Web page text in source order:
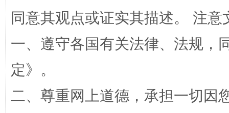
同意其观点或证实其描述。 注
一、遵守各国有关法律、法规，
定》。
二、尊重网上道德，承担一切因